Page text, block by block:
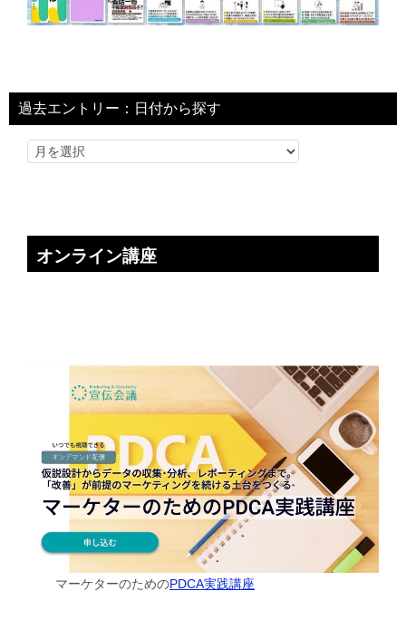
過去エントリー：日付から探す
オンライン講座
マーケターのためのPDCA実践講座